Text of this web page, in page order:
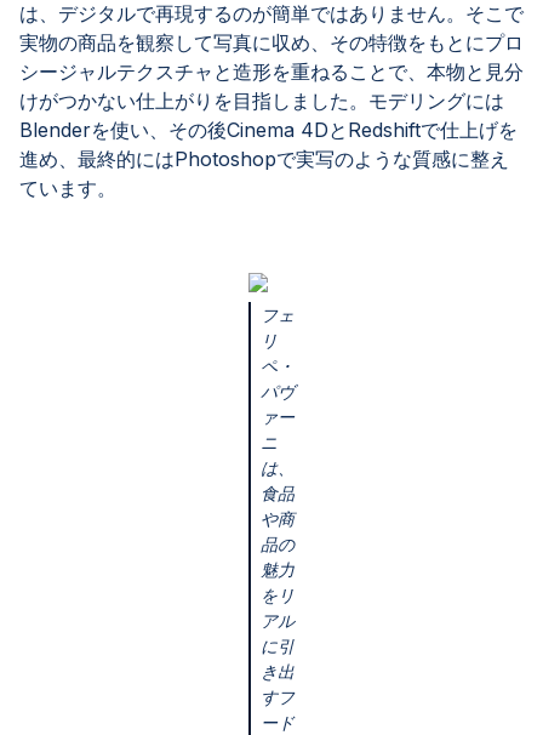
は、デジタルで再現するのが簡単ではありません。そこで
実物の商品を観察して写真に収め、その特徴をもとにプロ
シージャルテクスチャと造形を重ねることで、本物と見分
けがつかない仕上がりを目指しました。モデリングには
Blenderを使い、その後Cinema 4DとRedshiftで仕上げを
進め、最終的にはPhotoshopで実写のような質感に整え
ています。
フェ
リ
ペ・
パヴ
ァー
ニ
は、
食品
や商
品の
魅力
をリ
アル
に引
き出
すフ
ード